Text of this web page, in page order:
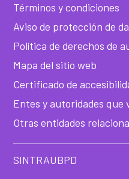
Términos y condiciones
Aviso de protección de
Política de derechos de
Mapa del sitio web
Certificado de
Entes y autoridades que
Otras entidades
SINTRAUBPD